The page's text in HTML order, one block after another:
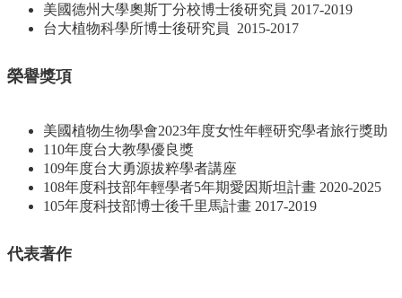
常
用
捐
美國德州大學奧斯丁分校博士後研究員 2017-2019
台大植物科學所博士後研究員 2015-2017
榮譽獎項
美國植物生物學會2023年度女性年輕研究學者旅行獎助
110年度台大教學優良獎
109年度台大勇源拔粹學者講座
108年度科技部年輕學者5年期愛因斯坦計畫 2020-2025
105年度科技部博士後千里馬計畫 2017-2019
代表著作